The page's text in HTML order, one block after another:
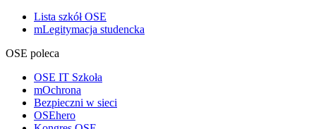
Lista szkół OSE
mLegitymacja studencka
OSE poleca
OSE IT Szkoła
mOchrona
Bezpieczni w sieci
OSEhero